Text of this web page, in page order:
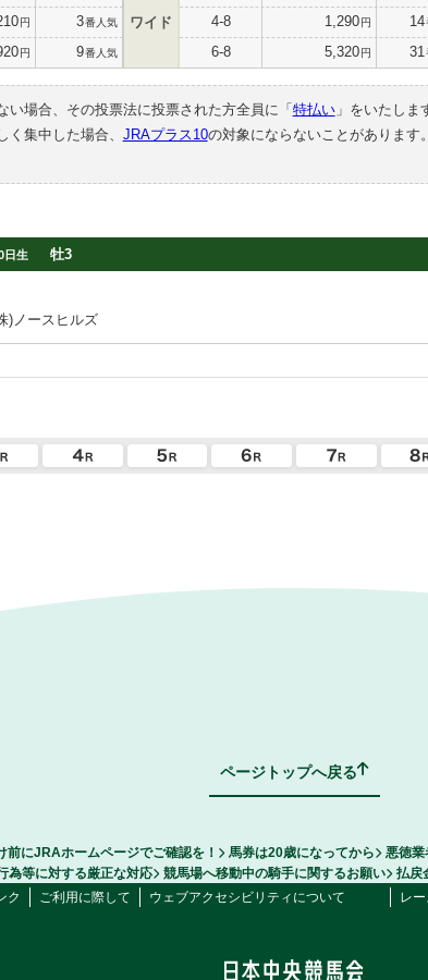
円 3番人気
円 9番人気
ワイド 4-8 1,290円 14
6-8 5,320円 31
い場合、その投票法に投票された方全員に「 特払い」をいたしま
集中した場合、 JRAプラス10の対象にならないことがあります。
日生 牡3
)ノースヒルズ
ページトップへ戻る
前にJRAホームページでご確認を！ 馬券は20歳になってから
悪徳業
為等に対する厳正な対応
競馬場へ移動中の騎手に関するお願い
払戻
ク ご利用に際して ウェブアクセシビリティについて レ